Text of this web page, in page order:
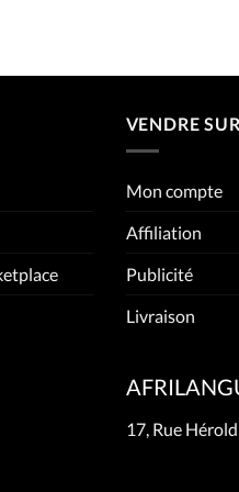
VENDRE
Mon compte
Affiliation
Publicité
Livraison
17, Rue